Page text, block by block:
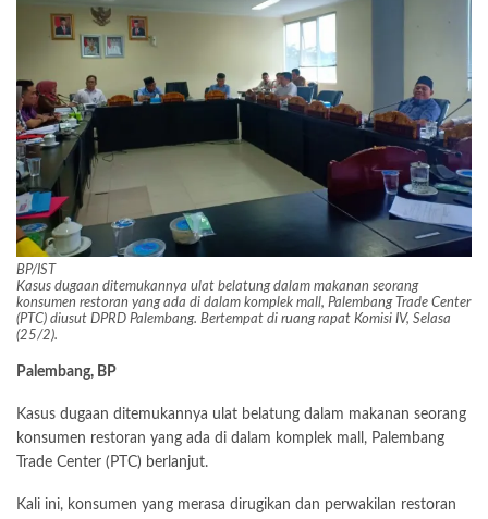
BP/IST
Kasus dugaan ditemukannya ulat belatung dalam makanan seorang
konsumen restoran yang ada di dalam komplek mall, Palembang Trade Center
(PTC) diusut DPRD Palembang. Bertempat di ruang rapat Komisi IV, Selasa
(25/2).
Palembang, BP
Kasus dugaan ditemukannya ulat belatung dalam makanan seorang
konsumen restoran yang ada di dalam komplek mall, Palembang
Trade Center (PTC) berlanjut.
Kali ini, konsumen yang merasa dirugikan dan perwakilan restoran